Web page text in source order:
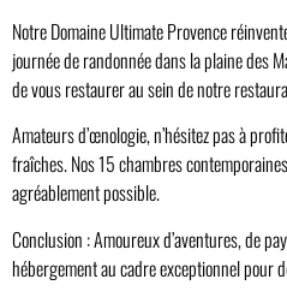
Notre Domaine Ultimate Provence
journée de randonnée dans la plaine des
de vous restaurer au sein de notre
Amateurs d’œnologie, n’hésitez pas à
fraîches. Nos 15 chambres
agréablement possible.
Conclusion : Amoureux d’aventures, de
hébergement au cadre exceptionnel pour